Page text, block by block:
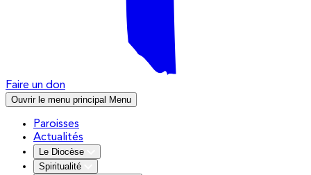
Faire un don
Ouvrir le menu principal Menu
Paroisses
Actualités
Le Diocèse
Spiritualité